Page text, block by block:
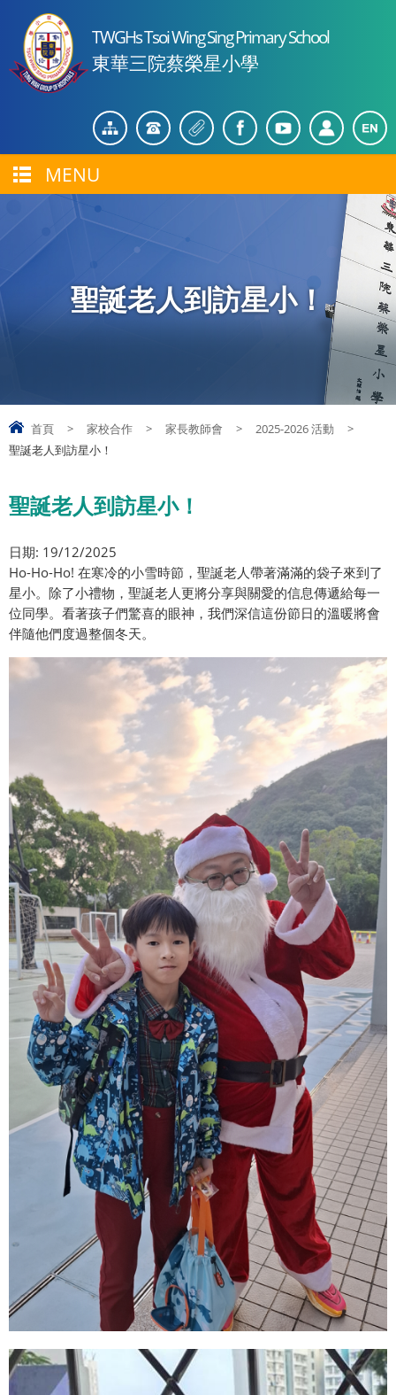
TWGHs Tsoi Wing Sing Primary School
東華三院蔡榮星小學
MENU
聖誕老人到訪星小！
首頁 > 家校合作 > 家長教師會 > 2025-2026 活動
>
聖誕老人到訪星小！
聖誕老人到訪星小！
日期: 19/12/2025
Ho-Ho-Ho! 在寒冷的小雪時節，聖誕老人帶著滿滿的袋子來到了
星小。除了小禮物，聖誕老人更將分享與關愛的信息傳遞給每一
位同學。看著孩子們驚喜的眼神，我們深信這份節日的溫暖將會
伴隨他們度過整個冬天。